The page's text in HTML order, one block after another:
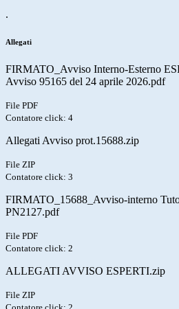
.
Allegati
FIRMATO_Avviso Interno-Esterno
Avviso 95165 del 24 aprile 2026.pdf
File PDF
Contatore click: 4
Allegati Avviso prot.15688.zip
File ZIP
Contatore click: 3
FIRMATO_15688_Avviso-interno
PN2127.pdf
File PDF
Contatore click: 2
ALLEGATI AVVISO ESPERTI.zip
File ZIP